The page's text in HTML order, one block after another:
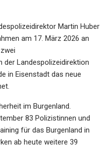
Martin Huber
am 17. März 2026 an
der Landespolizeidirektion
in Eisenstadt das neue
im Burgenland.
83 Polizistinnen und
für das Burgenland in
ab heute weitere 39